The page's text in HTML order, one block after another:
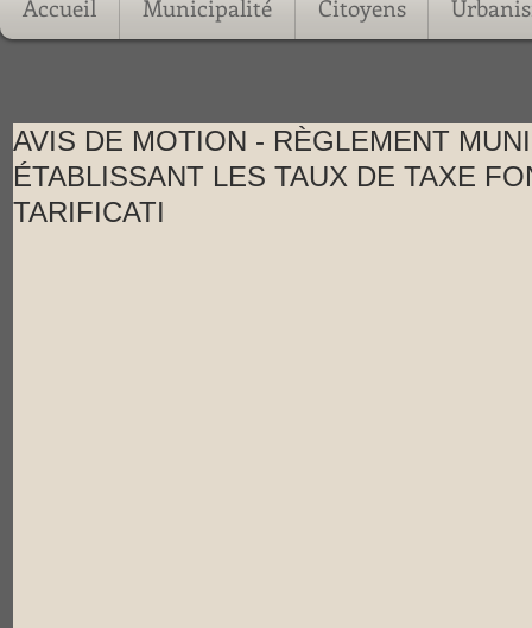
Accueil Municipalité Citoyens
AVIS DE MOTION - RÈGLEMENT
ÉTABLISSANT LES TAUX DE TAXE
TARIFICATI